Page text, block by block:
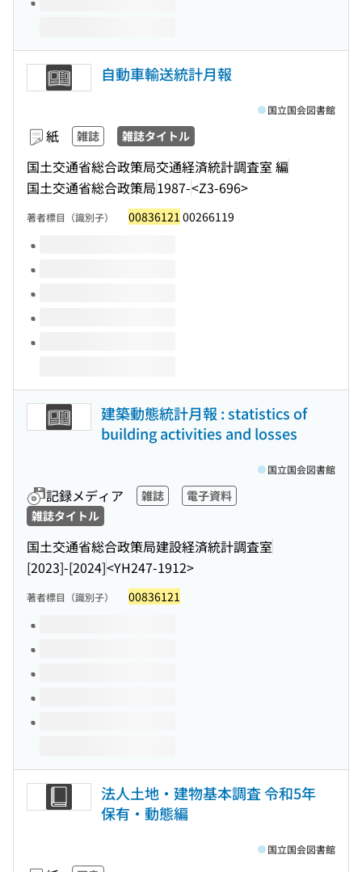
自動車輸送統計月報
紙 雑誌 雑誌タイトル
国土交通省総合政策局交通経済統計調査室 編
国土交通省総合政策局1987-<Z3-696>
国立国会図書館
著者標目（識別子） 00836121 00266119
このタイトルの巻号
建築動態統計月報 : statistics of
building activities and losses
記録メディア 雑誌
電子資料
雑誌タイトル
国土交通省総合政策局建設経済統計調査室
[2023]-[2024]<YH247-1912>
国立国会図書館
著者標目（識別子） 00836121
このタイトルの巻号
法人土地・建物基本調査 令和5年
保有・動態編
国立国会図書館